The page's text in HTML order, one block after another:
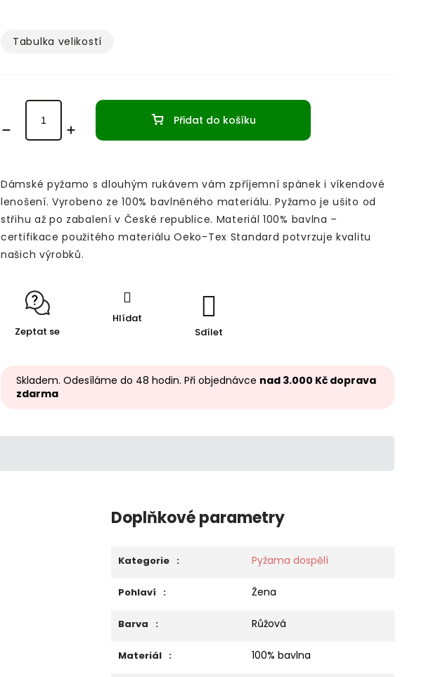
Tabulka velikostí­
Přidat do košíku
Dámské pyžamo s dlouhým rukávem vám zpříjemní spánek i víkendové
lenošení. Vyrobeno ze 100% bavlněného materiálu.Pyžamo je ušito od
střihu až po zabalení v České republice. Materiál 100% bavlna –
certifikace použitého materiálu Oeko-Tex Standard potvrzuje kvalitu
našich výrobků.
Zeptat se
Hlídat
Sdílet
Skladem. Odesíláme do 48 hodin. Při objednávce nad 3.000 Kč doprava
zdarma
Doplňkové parametry
Kategorie : Pyžama dospělí
Pohlaví : Žena
Barva : Růžová
Materiál : 100% bavlna